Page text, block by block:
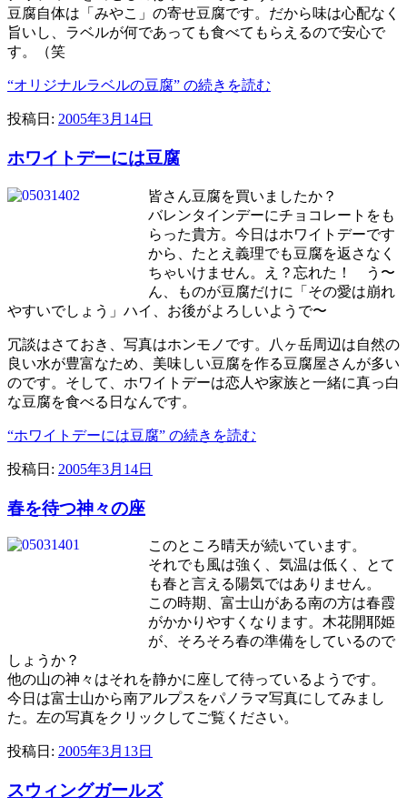
豆腐自体は「みやこ」の寄せ豆腐です。だから味は心配なく
旨いし、ラベルが何であっても食べてもらえるので安心で
す。（笑
“オリジナルラベルの豆腐” の続きを読む
投稿日: 2005年3月14日
ホワイトデーには豆腐
皆さん豆腐を買いましたか？
バレンタインデーにチョコレートをも
らった貴方。今日はホワイトデーです
から、たとえ義理でも豆腐を返さなく
ちゃいけません。え？忘れた！ う〜
ん、ものが豆腐だけに「その愛は崩れ
やすいでしょう」ハイ、お後がよろしいようで〜
冗談はさておき、写真はホンモノです。八ヶ岳周辺は自然の
良い水が豊富なため、美味しい豆腐を作る豆腐屋さんが多い
のです。そして、ホワイトデーは恋人や家族と一緒に真っ白
な豆腐を食べる日なんです。
“ホワイトデーには豆腐” の続きを読む
投稿日: 2005年3月14日
春を待つ神々の座
このところ晴天が続いています。
それでも風は強く、気温は低く、とて
も春と言える陽気ではありません。
この時期、富士山がある南の方は春霞
がかかりやすくなります。木花開耶姫
が、そろそろ春の準備をしているので
しょうか？
他の山の神々はそれを静かに座して待っているようです。
今日は富士山から南アルプスをパノラマ写真にしてみまし
た。左の写真をクリックしてご覧ください。
投稿日: 2005年3月13日
スウィングガールズ